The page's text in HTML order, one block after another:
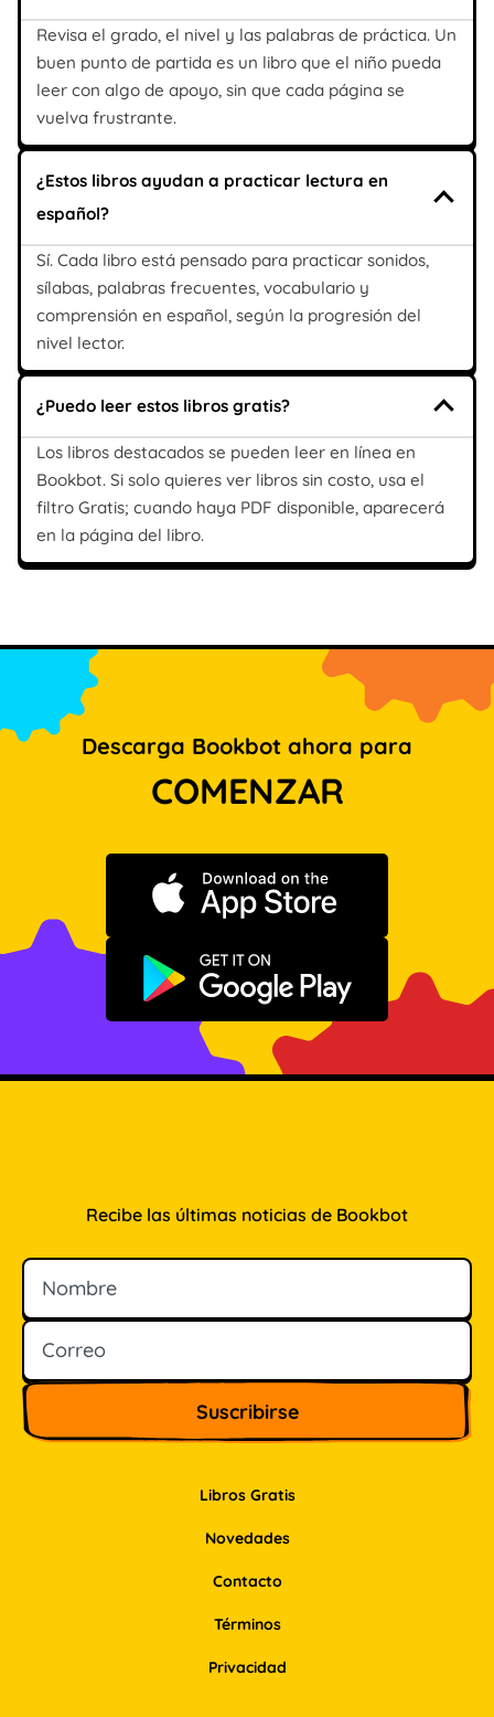
Revisa el grado, el nivel y las palabras de práctica. Un
buen punto de partida es un libro que el niño pueda
leer con algo de apoyo, sin que cada página se
vuelva frustrante.
¿Estos libros ayudan a practicar lectura en
español?
Sí. Cada libro está pensado para practicar sonidos,
sílabas, palabras frecuentes, vocabulario y
comprensión en español, según la progresión del
nivel lector.
¿Puedo leer estos libros gratis?
Los libros destacados se pueden leer en línea en
Bookbot. Si solo quieres ver libros sin costo, usa el
filtro Gratis; cuando haya PDF disponible, aparecerá
en la página del libro.
Descarga Bookbot ahora para
COMENZAR
Descargar en App Store
Disponible en Google Play
Libros Gratis
Novedades
Contacto
Recibe las últimas noticias de Bookbot
Nombre
Correo
Términos
Privacidad